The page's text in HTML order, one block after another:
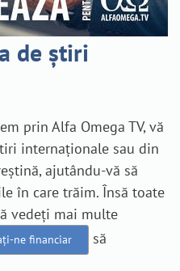
de știri
prin Alfa Omega TV, vă
internaționale sau din
ajutându-vă să
în care trăim. Însă toate
vedeți mai multe
ne financiar
să